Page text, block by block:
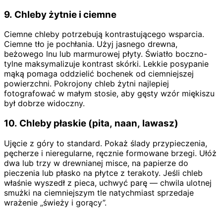
9. Chleby żytnie i ciemne
Ciemne chleby potrzebują kontrastującego wsparcia.
Ciemne tło je pochłania. Użyj jasnego drewna,
beżowego lnu lub marmurowej płyty. Światło boczno-
tylne maksymalizuje kontrast skórki. Lekkie posypanie
mąką pomaga oddzielić bochenek od ciemniejszej
powierzchni. Pokrojony chleb żytni najlepiej
fotografować w małym stosie, aby gęsty wzór miękiszu
był dobrze widoczny.
10. Chleby płaskie (pita, naan, lawasz)
Ujęcie z góry to standard. Pokaż ślady przypieczenia,
pęcherze i nieregularne, ręcznie formowane brzegi. Ułóż
dwa lub trzy w drewnianej misce, na papierze do
pieczenia lub płasko na płytce z terakoty. Jeśli chleb
właśnie wyszedł z pieca, uchwyć parę — chwila ulotnej
smużki na ciemniejszym tle natychmiast sprzedaje
wrażenie „świeży i gorący”.